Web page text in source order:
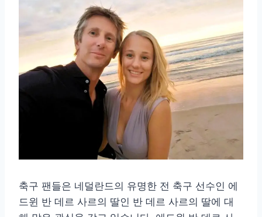
축구 팬들은 네덜란드의 유명한 전 축구 선수인 에
드윈 반 데르 사르의 딸인 반 데르 사르의 딸에 대